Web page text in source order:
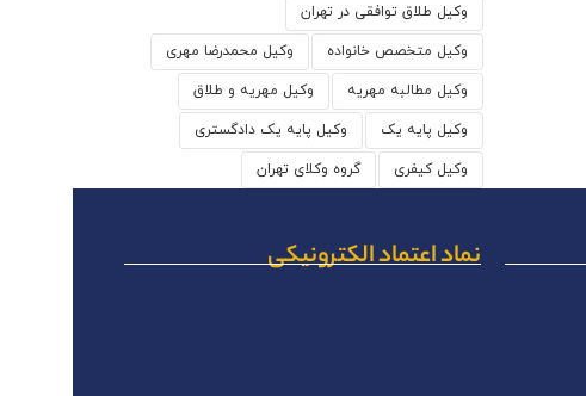
وکیل طلاق توافقی در تهران
وکیل متخصص خانواده وکیل محمدرضا مهری
وکیل مطالبه مهریه وکیل مهریه و طلاق
وکیل پایه یک وکیل پایه یک دادگستری
وکیل کیفری گروه وکلای تهران
نماد اعتماد الکترونیکی